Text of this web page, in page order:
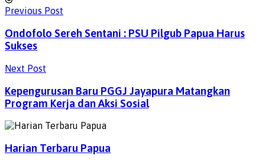
Previous Post
Ondofolo Sereh Sentani : PSU Pilgub Papua Harus
Sukses
Next Post
Kepengurusan Baru PGGJ Jayapura Matangkan
Program Kerja dan Aksi Sosial
Harian Terbaru Papua